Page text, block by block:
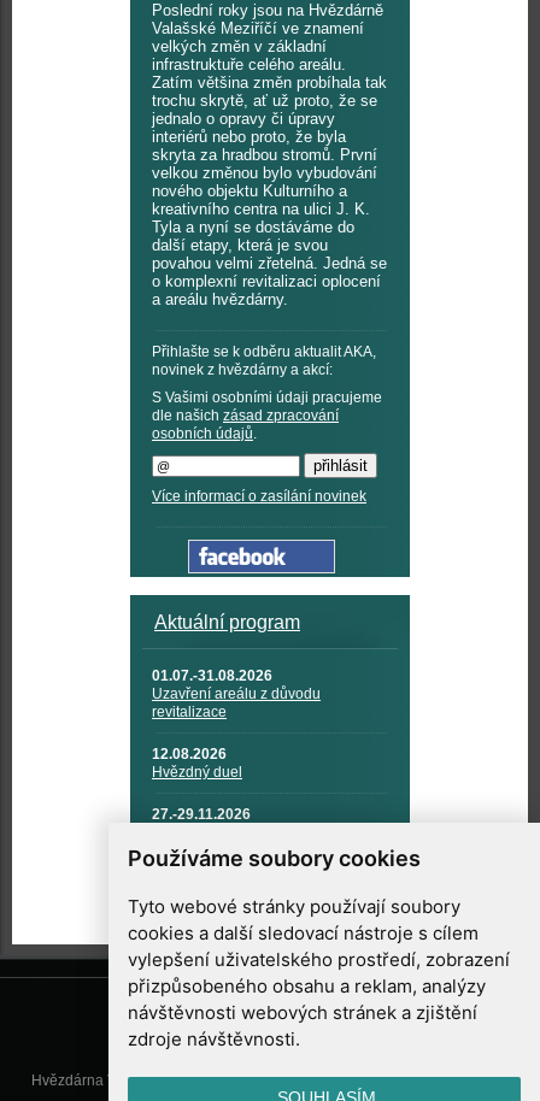
Používáme soubory cookies
Tyto webové stránky používají soubory
cookies a další sledovací nástroje s cílem
vylepšení uživatelského prostředí, zobrazení
přizpůsobeného obsahu a reklam, analýzy
návštěvnosti webových stránek a zjištění
zdroje návštěvnosti.
Poslední roky jsou na Hvězdárně
Valašské Meziříčí ve znamení
velkých změn v základní
infrastruktuře celého areálu.
Zatím většina změn probíhala tak
trochu skrytě, ať už proto, že se
jednalo o opravy či úpravy
interiérů nebo proto, že byla
skryta za hradbou stromů. První
velkou změnou bylo vybudování
nového objektu Kulturního a
kreativního centra na ulici J. K.
Tyla a nyní se dostáváme do
další etapy, která je svou
povahou velmi zřetelná. Jedná se
o komplexní revitalizaci oplocení
a areálu hvězdárny.
Přihlašte se k odběru aktualit AKA,
novinek z hvězdárny a akcí:
S Vašimi osobními údaji pracujeme
dle našich zásad zpracování
osobních údajů.
Více informací o zasílání novinek
Aktuální program
01.07.-31.08.2026
Uzavření areálu z důvodu
revitalizace
12.08.2026
Hvězdný duel
27.-29.11.2026
TECHNIKA A KOSMICKÉ
TECHNOLOGIE
Hvězdárna Valašské Meziříčí, příspěvková organizace, Vsetínská 78, 757